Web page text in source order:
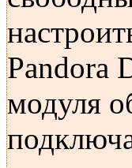
Pandora
модуля